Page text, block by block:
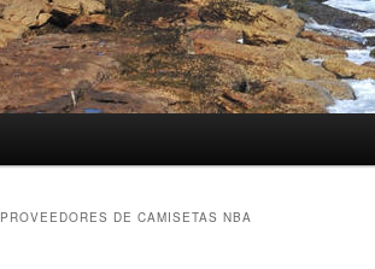
PROVEEDORES DE CAMISETAS NBA